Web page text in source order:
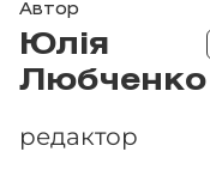
Автор
Юлія
Любченко
редактор